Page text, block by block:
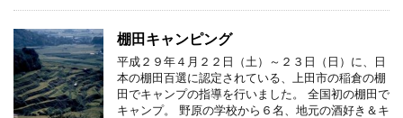
棚田キャンピング
平成２９年４月２２日（土）～２３日（日）に、日
本の棚田百選に認定されている、上田市の稲倉の棚
田でキャンプの指導を行いました。 全国初の棚田で
キャンプ。 野原の学校から６名、地元の酒好き＆キ